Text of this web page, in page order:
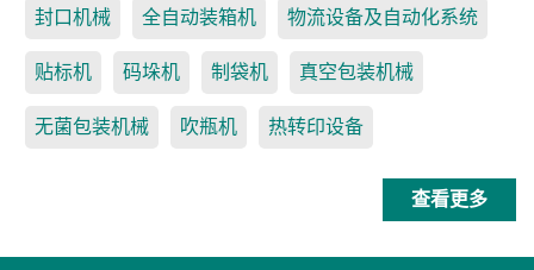
封口机械 全自动装箱机 物流设备及自动化系统
贴标机 码垛机 制袋机 真空包装机械
无菌包装机械 吹瓶机 热转印设备
查看更多